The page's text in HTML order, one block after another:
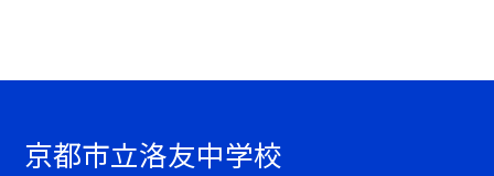
京都市立洛友中学校